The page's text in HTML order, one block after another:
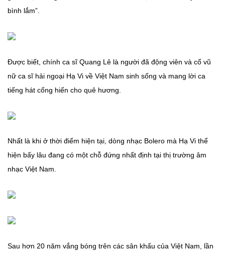
bình lắm”.
Được biết, chính ca sĩ Quang Lê là người đã động viên và cổ vũ
nữ ca sĩ hải ngoại Hạ Vi về Việt Nam sinh sống và mang lời ca
tiếng hát cống hiến cho quê hương.
Nhất là khi ở thời điểm hiện tại, dòng nhạc Bolero mà Hạ Vi thể
hiện bấy lâu đang có một chỗ đứng nhất định tại thị trường âm
nhạc Việt Nam.
Sau hơn 20 năm vắng bóng trên các sân khấu của Việt Nam, lần